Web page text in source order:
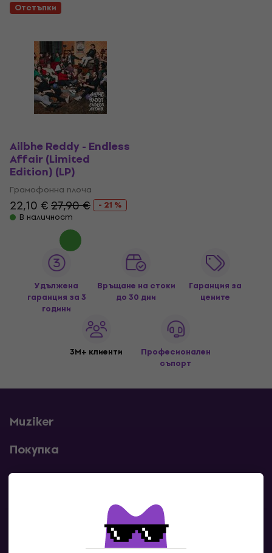
Отстъпки
Ailbhe Reddy - Endless
Affair (Limited
Edition) (LP)
Грамофонна плоча
22,10 €27,90 €
- 21 %
В наличност
Удължена
гаранция за 3
години
Връщане на стоки
до 30 дни
Гаранция за
цените
3M+ клиенти
Професионален
съпорт
Muziker
Покупка
Полезни линкове
Контакти